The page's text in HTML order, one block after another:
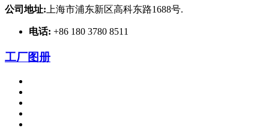
公司地址: 上海市浦东新区高科东路1688号.
电话: +86 180 3780 8511
工厂图册